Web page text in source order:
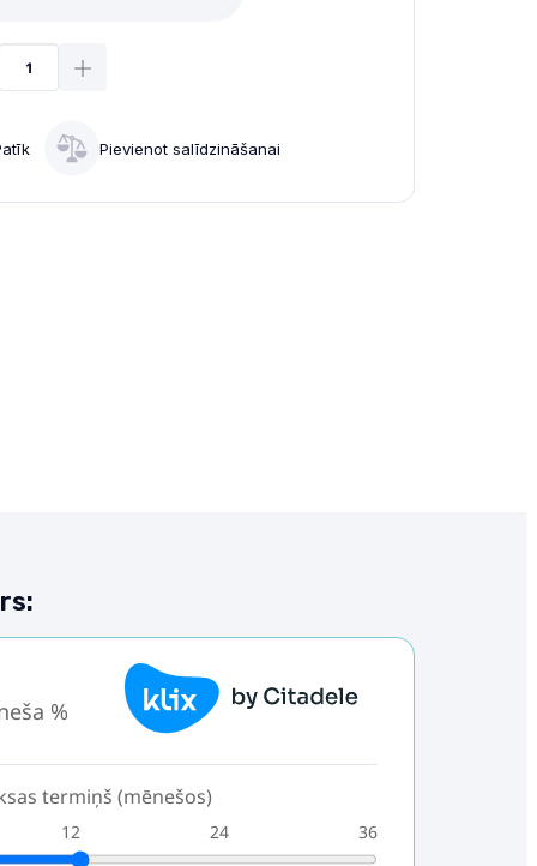
Pievienot salīdzināšanai
%
termiņš (mēnešos)
12 24 36